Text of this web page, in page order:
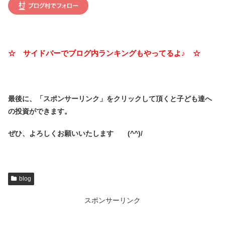
☆ サイドバーでブログ内ランキングもやってるよ♪ ☆
最後に、「スポンサーリンク」をクリックして頂くと子ども達へ
の投資ができます。
ぜひ、よろしくお願いいたします (^^)/
blog
スポンサーリンク